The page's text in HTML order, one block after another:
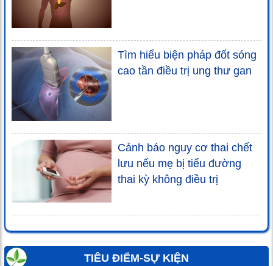
Tìm hiểu biện pháp đốt sóng
cao tần điều trị ung thư gan
Cảnh báo nguy cơ thai chết
lưu nếu mẹ bị tiểu đường
thai kỳ không điều trị
TIÊU ĐIỂM-SỰ KIỆN